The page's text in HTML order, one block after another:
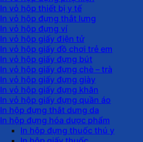
In vỏ hộp thiết bị y tế
In vỏ hộp đựng thắt lưng
In vỏ hộp đựng ví
In vỏ hộp giấy điện tử
In vỏ hộp giấy đồ chơi trẻ em
In vỏ hộp giấy đựng bút
In vỏ hộp giấy đựng chè – trà
In vỏ hộp giấy đựng giày
In vỏ hộp giấy đựng khăn
In vỏ hộp giấy đựng quần áo
In hộp đựng thắt dưng da
In hộp đựng hóa dược phẩm
In hộp đựng thuốc thú y